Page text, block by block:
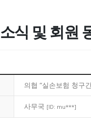
식 및 회원
의협 “실손보험 청구
사무국 [ID: mu***]